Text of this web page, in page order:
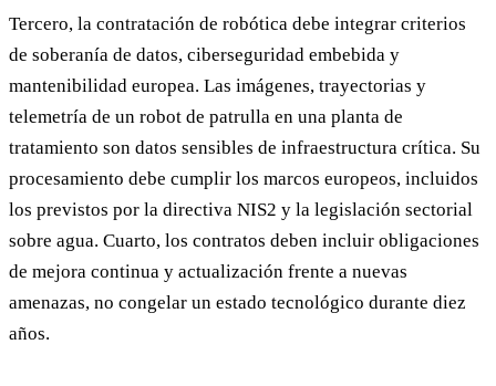
Tercero, la contratación de robótica debe integrar criterios
de soberanía de datos, ciberseguridad embebida y
mantenibilidad europea. Las imágenes, trayectorias y
telemetría de un robot de patrulla en una planta de
tratamiento son datos sensibles de infraestructura crítica. Su
procesamiento debe cumplir los marcos europeos, incluidos
los previstos por la directiva NIS2 y la legislación sectorial
sobre agua. Cuarto, los contratos deben incluir obligaciones
de mejora continua y actualización frente a nuevas
amenazas, no congelar un estado tecnológico durante diez
años.